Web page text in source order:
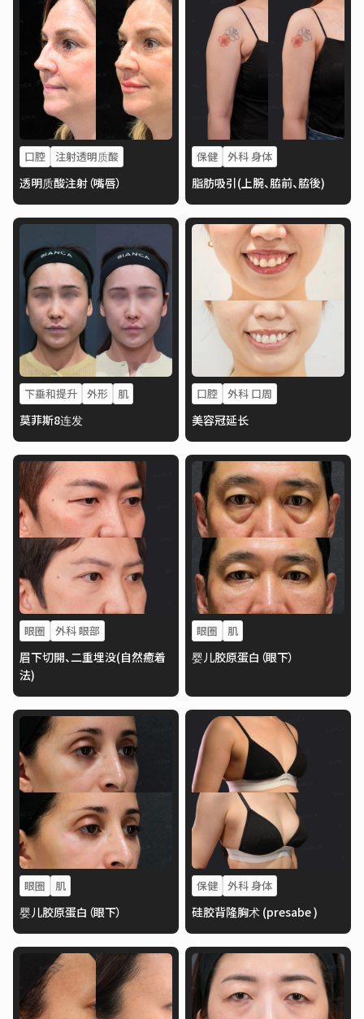
口腔 注射透明质酸
透明质酸注射（嘴唇）
保健 外科 身体
脂肪吸引(上腕、脇前、脇後)
下垂和提升 外形 肌
莫菲斯8连发
口腔 外科 口周
美容冠延长
眼圈 外科 眼部
眉下切開、二重埋没(自然癒着
法)
眼圈 肌
婴儿胶原蛋白（眼下）
眼圈 肌
婴儿胶原蛋白（眼下）
保健 外科 身体
硅胶背隆胸术 (presabe )